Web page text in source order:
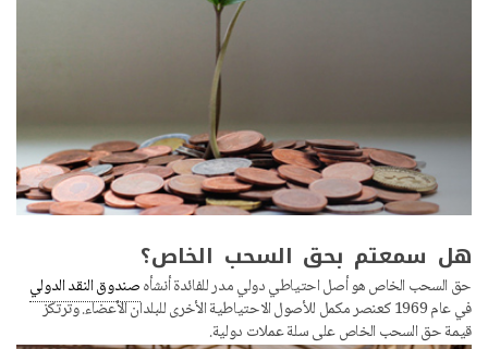
هل سمعتم بحق السحب الخاص؟
حق السحب الخاص هو أصل احتياطي دولي مدر للفائدة أنشأهصندوق النقد الدولي
في عام 1969 كعنصر مكمل للأصول الاحتياطية الأخرى للبلدان الأعضاء. وترتكز
قيمة حق السحب الخاص على سلة عملات دولية.